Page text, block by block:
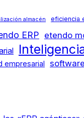
almacén eficiencia
ERP etendo
empresarial